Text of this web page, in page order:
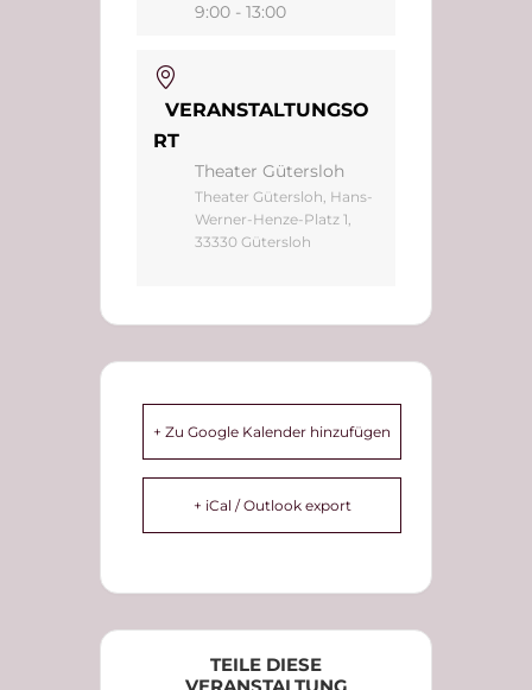
9:00 - 13:00
VERANSTALTUNGSO
RT
Theater Gütersloh
Theater Gütersloh, Hans-
Werner-Henze-Platz 1,
33330 Gütersloh
+ Zu Google Kalender hinzufügen
+ iCal / Outlook export
TEILE DIESE